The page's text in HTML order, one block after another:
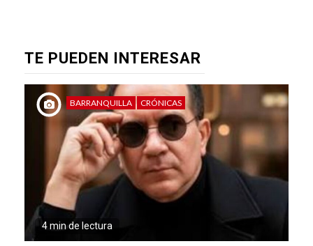
TE PUEDEN INTERESAR
BARRANQUILLA CRÓNICAS
4 min de lectura